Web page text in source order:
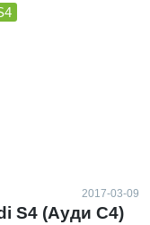
2017-03-09
S4 (Ауди С4)